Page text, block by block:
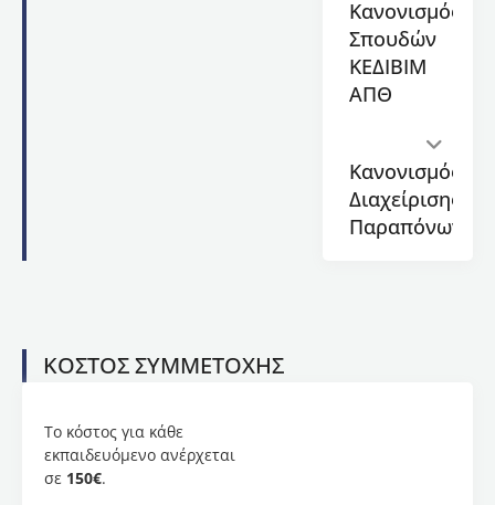
Πλαίσιο
Αναφοράς
για τις
Γλώσσες
του
Ευρώπης.
Κανονισμός
Σπουδών
ΚΕΔΙΒΙΜ
ΑΠΘ
Κανονισμός
Διαχείρισης
Παραπόνων
ΚΟΣΤΟΣ ΣΥΜΜΕΤΟΧΗΣ
Το κόστος για κάθε
εκπαιδευόμενο ανέρχεται
σε 150€.